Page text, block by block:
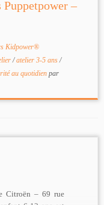
–
Kidpower®
/atelier 3-5 ans/
au quotidien par
Citroën – 69 rue